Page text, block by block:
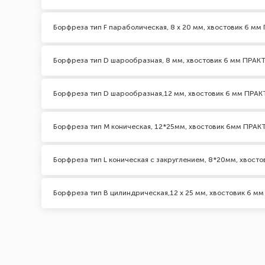
Борфреза тип F параболическая, 8 х 20 мм, хвостовик 6
Борфреза тип D шарообразная, 8 мм, хвостовик 6 мм
Борфреза тип D шарообразная,12 мм, хвостовик 6 мм
Борфреза тип M коническая, 12*25мм, хвостовик 6мм
Борфреза тип L коническая с закруглением, 8*20мм,
Борфреза тип B цилиндрическая,12 х 25 мм, хвостовик 6